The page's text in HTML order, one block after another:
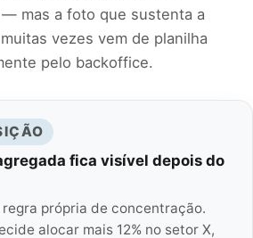
mas a foto que sustenta a
vezes vem de planilha
pelo backoffice.
fica visível depois do
própria de concentração.
alocar mais 12% no setor X,